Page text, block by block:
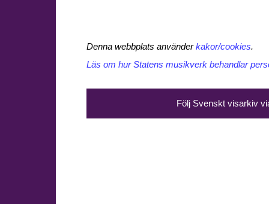
Denna webbplats använderkakor/cookies.
Läs om hur Statens musikverk behandlar
Följ Svenskt visarkiv